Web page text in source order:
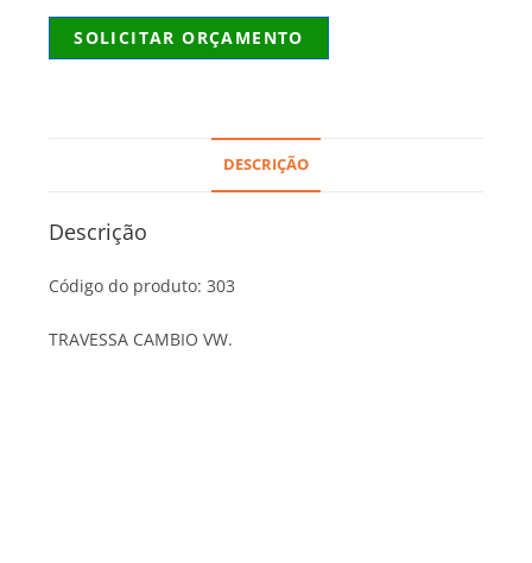
SOLICITAR ORÇAMENTO
DESCRIÇÃO
Descrição
Código do produto: 303
TRAVESSA CAMBIO VW.